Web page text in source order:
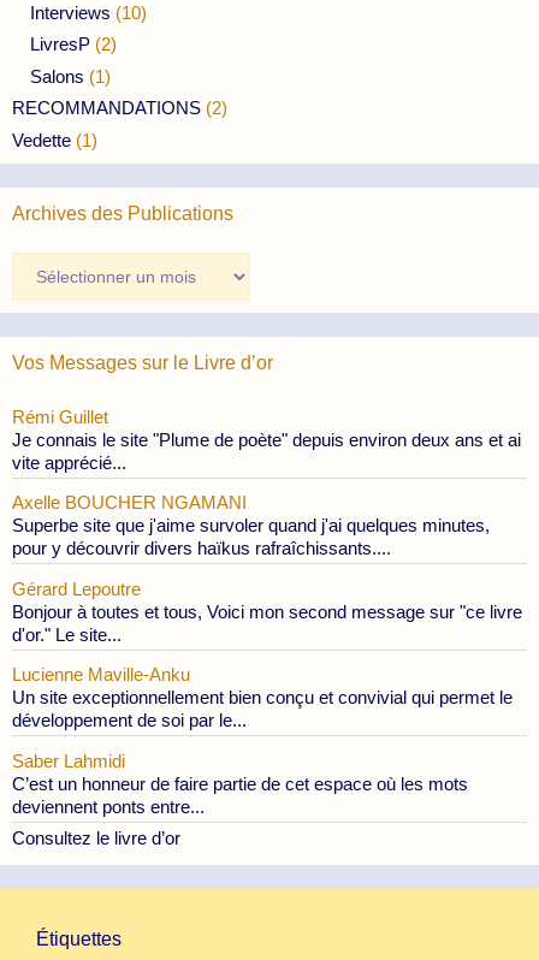
Interviews (10)
LivresP (2)
Salons (1)
RECOMMANDATIONS (2)
Vedette (1)
Archives des Publications
des
Publications
Vos Messages sur le Livre d’or
Rémi Guillet
Je connais le site "Plume de poète" depuis environ deux ans et ai
vite apprécié...
Axelle BOUCHER NGAMANI
Superbe site que j'aime survoler quand j'ai quelques minutes,
pour y découvrir divers haïkus rafraîchissants....
Gérard Lepoutre
Bonjour à toutes et tous, Voici mon second message sur "ce livre
d'or." Le site...
Lucienne Maville-Anku
Un site exceptionnellement bien conçu et convivial qui permet le
développement de soi par le...
Saber Lahmidi
C’est un honneur de faire partie de cet espace où les mots
deviennent ponts entre...
Consultez le livre d’or
Étiquettes